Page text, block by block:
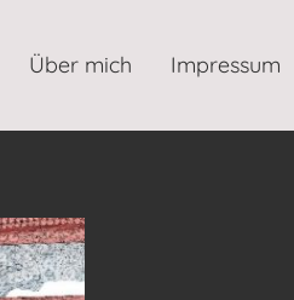
Über mich Impressum